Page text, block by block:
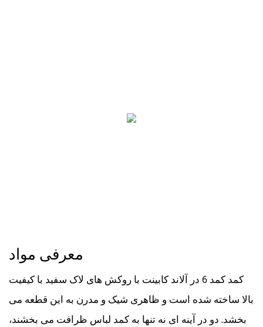
معرفی مواد
کمد کمد 6 در آلاند کابینت با روکش های لاک سفید با کیفیت
بالا ساخته شده است و ظاهری شیک و مدرن به این قطعه می
بخشد. دو در آینه ای نه تنها به کمد لباس ظرافت می بخشند،